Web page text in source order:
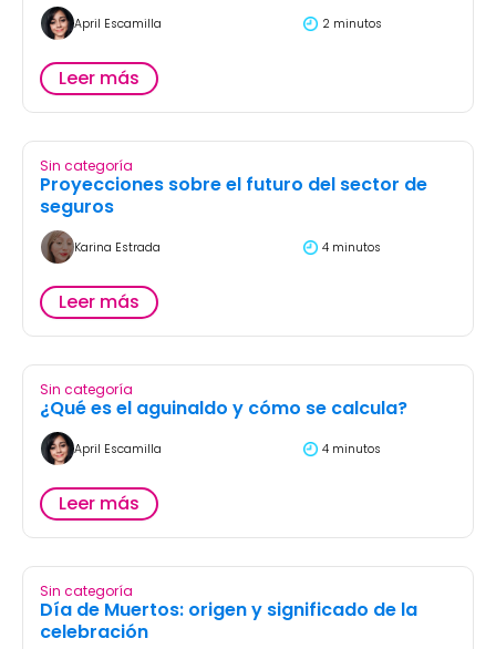
April Escamilla 2 minutos
Leer más
Sin categoría
Proyecciones sobre el futuro del sector de
seguros
Karina Estrada 4 minutos
Leer más
Sin categoría
¿Qué es el aguinaldo y cómo se calcula?
April Escamilla 4 minutos
Leer más
Sin categoría
Día de Muertos: origen y significado de la
celebración